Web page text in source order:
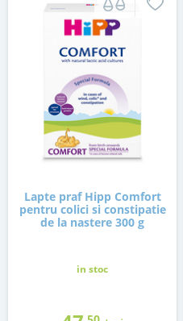
Lapte praf Hipp Comfort
pentru colici si constipatie
de la nastere 300 g
in stoc